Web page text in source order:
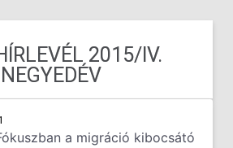
2015/IV.
NEGYEDÉV
a migráció kibocsátó